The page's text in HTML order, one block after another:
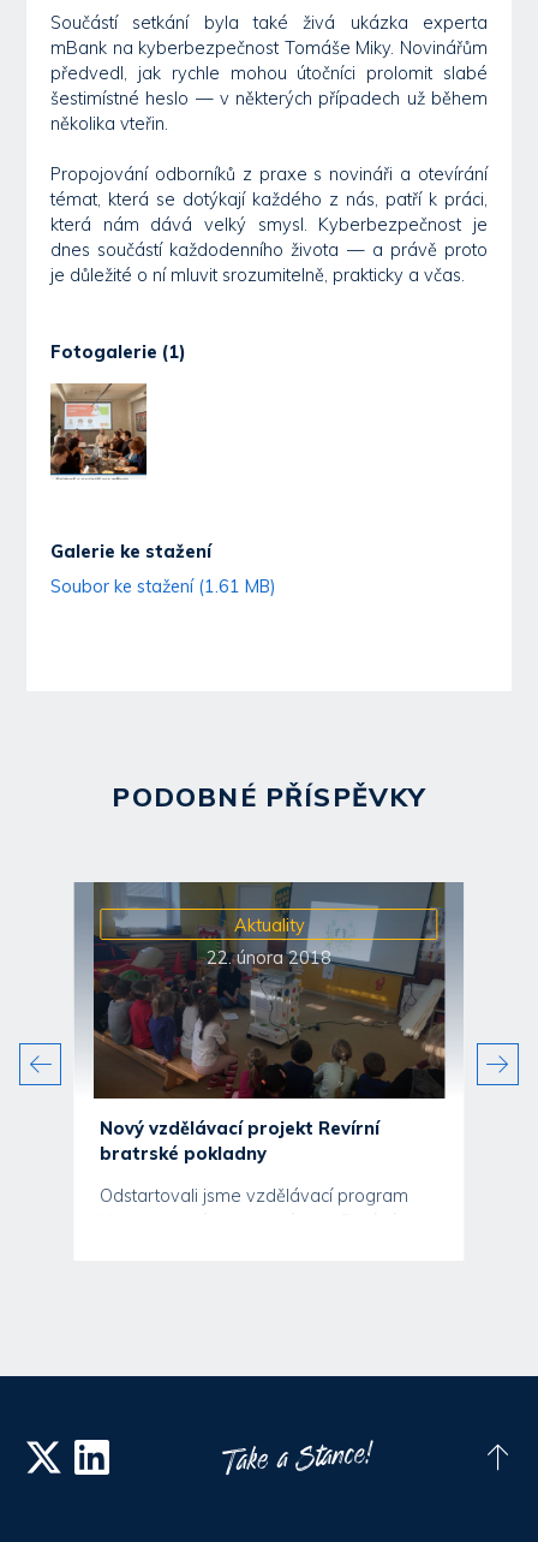
Součástí setkání byla také živá ukázka experta
mBank na kyberbezpečnost Tomáše Miky. Novinářům
předvedl, jak rychle mohou útočníci prolomit slabé
šestimístné heslo — v některých případech už během
několika vteřin.
Propojování odborníků z praxe s novináři a otevírání
témat, která se dotýkají každého z nás, patří k práci,
která nám dává velký smysl. Kyberbezpečnost je
dnes součástí každodenního života — a právě proto
je důležité o ní mluvit srozumitelně, prakticky a včas.
Fotogalerie (1)
Galerie ke stažení
Soubor ke stažení (1.61 MB)
PODOBNÉ PŘÍSPĚVKY
Aktuality
22. února 2018
Nový vzdělávací projekt Revírní
bratrské pokladny
Odstartovali jsme vzdělávací program
Nemoc nemá moc, kterým se Revírní